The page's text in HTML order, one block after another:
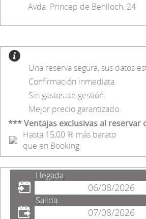
Avda. Princep de Benlloch, 24
Una reserva segura, sus datos
Confirmación inmediata.
Sin gastos de gestión.
Mejor precio garantizado.
*** Ventajas exclusivas al
Hasta 15,00 % más barato
que en Booking
Llegada
Salida